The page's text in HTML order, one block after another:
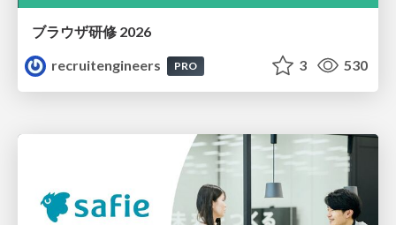
ブラウザ研修 2026
recruitengineers
PRO 3 530